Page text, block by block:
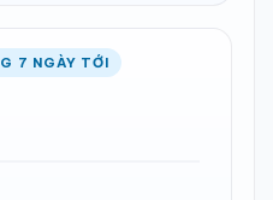
7 NGÀY TỚI